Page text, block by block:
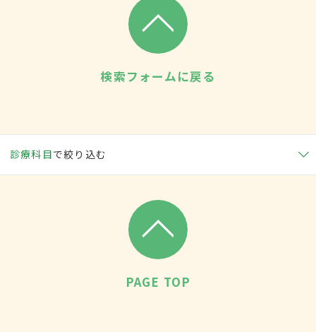
検索フォームに戻る
診療科目で絞り込む
PAGE TOP